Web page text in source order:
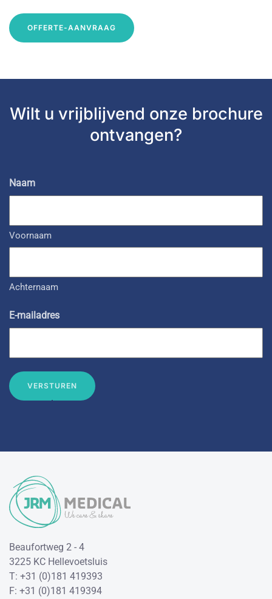
OFFERTE-AANVRAAG
Wilt u vrijblijvend onze brochure
ontvangen?
Naam
Voornaam
Achternaam
E-mailadres
VERSTUREN
Beaufortweg 2 - 4
3225 KC Hellevoetsluis
T: +31 (0)181 419393
F: +31 (0)181 419394